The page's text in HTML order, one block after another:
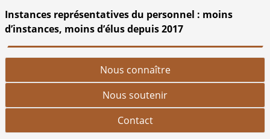
Instances représentatives du personnel : moins
d’instances, moins d’élus depuis 2017
Nous connaître
Nous soutenir
Contact